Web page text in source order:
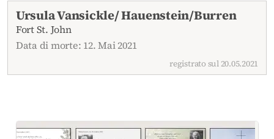
Necrologi attuali
Ursula Vansickle/ Hauenstein/Burren
Fort St. John
Data di morte: 12. Mai 2021
registrato sul 20.05.2021